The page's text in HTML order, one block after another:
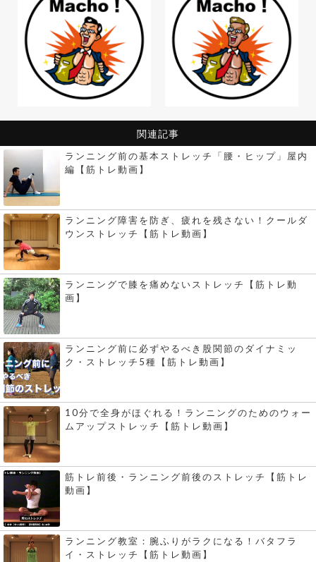
関連記事
ランニング前の基本ストレッチ「腰・ヒップ」屋内
編【筋トレ動画】
ランニング障害を防ぎ、疲れを残さない！クールダ
ウンストレッチ【筋トレ動画】
ランニングで膝を痛めないストレッチ【筋トレ動
画】
ランニング前に必ずやるべき股関節のダイナミッ
ク・ストレッチ5種【筋トレ動画】
10分で全身がほぐれる！ランニングのためのウォー
ムアップストレッチ【筋トレ動画】
筋トレ前後・ランニング前後のストレッチ【筋トレ
動画】
ランニング教室：腕ふりがラクになる！バタフラ
イ・ストレッチ【筋トレ動画】